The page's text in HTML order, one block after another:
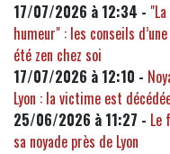
17/07/2026 à 12:34 -
humeur" : les conseils
été zen chez soi
17/07/2026 à 12:10 -
Lyon : la victime est
25/06/2026 à 11:27 - Le
sa noyade près de Lyon